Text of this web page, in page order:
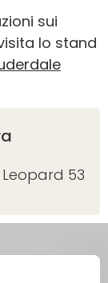
sui
lo stand
Leopard 53